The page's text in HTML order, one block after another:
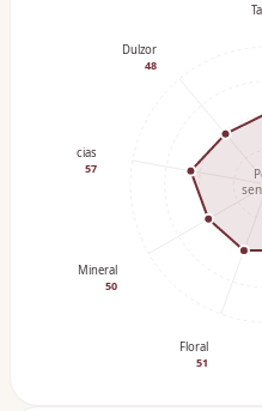
Floral
51
Mineral
50
Especias
57
Dulzor
48